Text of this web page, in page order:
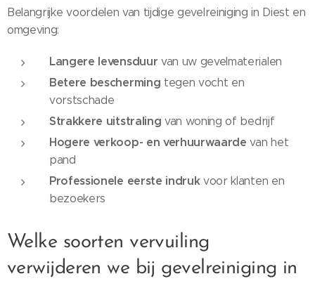
Belangrijke voordelen van tijdige gevelreiniging in Diest en
omgeving:
Langere levensduur van uw gevelmaterialen
Betere bescherming tegen vocht en
vorstschade
Strakkere uitstraling van woning of bedrijf
Hogere verkoop- en verhuurwaarde van het
pand
Professionele eerste indrukvoor klanten en
bezoekers
Welke soorten vervuiling
verwijderen we bij gevelreiniging in